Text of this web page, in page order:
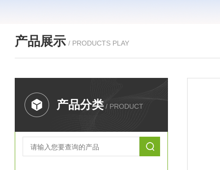
产品展示 / PRODUCTS PLAY
产品分类 / PRODUCT